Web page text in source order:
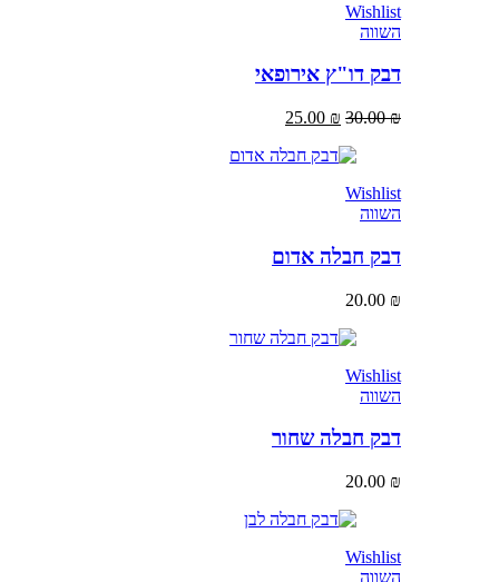
Wishlist
דבק דו"ץ אירופאי
30.00
25.00₪
Wishlist
דבק חבלה אדום
20.00
Wishlist
דבק חבלה שחור
20.00
Wishlist